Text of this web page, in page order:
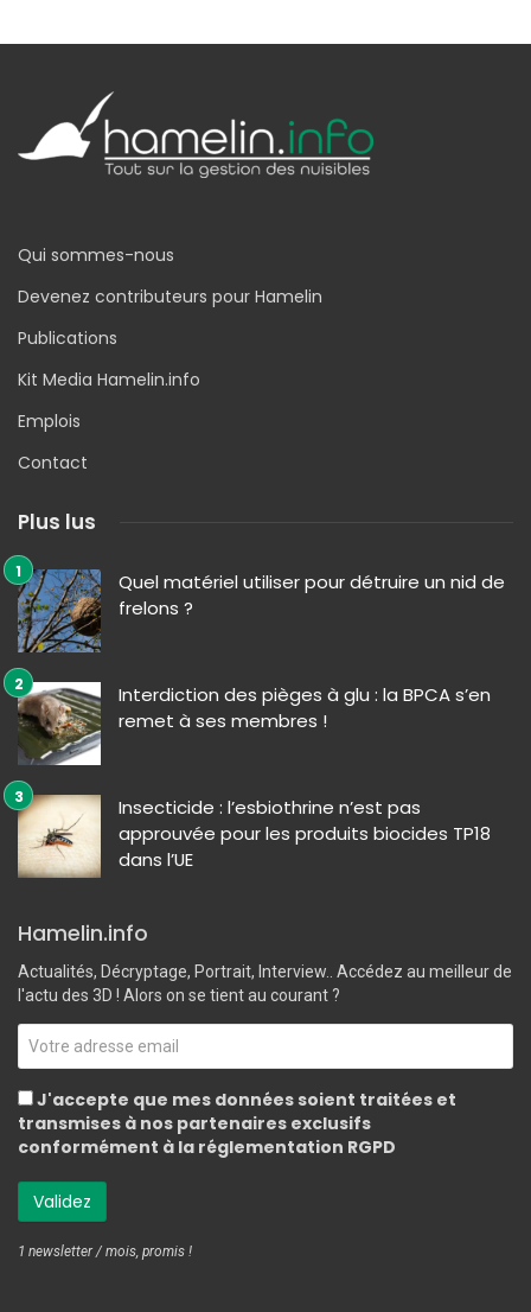
Qui sommes-nous
Devenez contributeurs pour Hamelin
Publications
Kit Media Hamelin.info
Emplois
Contact
Plus lus
Quel matériel utiliser pour détruire un nid de
frelons ?
Interdiction des pièges à glu : la BPCA s’en
remet à ses membres !
Insecticide : l’esbiothrine n’est pas
approuvée pour les produits biocides TP18
dans l’UE
Hamelin.info
Actualités, Décryptage, Portrait, Interview.. Accédez au meilleur de
l'actu des 3D ! Alors on se tient au courant ?
J'accepte que mes données soient traitées et
transmises à nos partenaires exclusifs
conformément à la réglementation RGPD
1 newsletter / mois, promis !